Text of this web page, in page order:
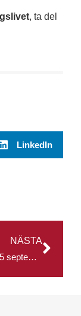
, ta del
LinkedIn
NÄSTA
Webinar 15 september: Sweden and Germany – A Perspective of the New Business Landscape